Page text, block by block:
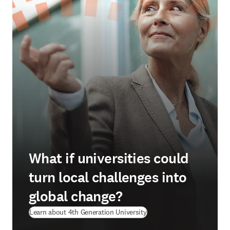
What if universities could
turn local challenges into
global change?
Learn about 4th Generation University(